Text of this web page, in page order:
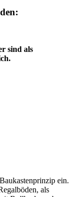
sind als
ein.
als